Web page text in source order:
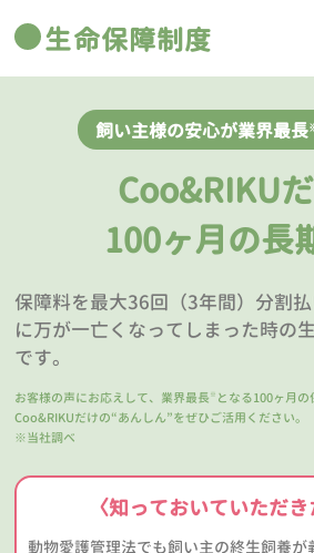
生命保障制度
飼い主様の安心が業界最長
Coo&RIKU
100ヶ月の長
保障料を最大36回（3年間）分割
に万が一亡くなってしまった時の
です。
お客様の声にお応えして、業界最長 ※ となる100ヶ月の
Coo&RIKUだけの“あんしん”をぜひご活用ください。
※当社調べ
〈知っておいていただき
動物愛護管理法でも飼い主の終生飼養が